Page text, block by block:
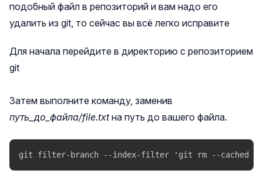
подобный файл в репозиторий и вам надо его
удалить из git, то сейчас вы всё легко исправите
Для начала перейдите в директорию с репозиторием
git
Затем выполните команду, заменив
путь_до_файла/file.txtна путь до вашего файла.
git filter-branch --index-filter 'git rm --cached --